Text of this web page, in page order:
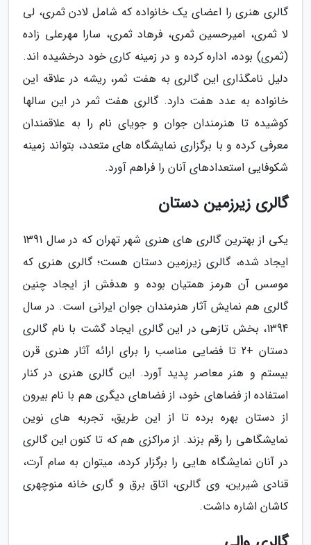
گالری هنری را اعضای یک خانواده که شامل لادن ثمری، لی
لا ثمری، امیرحسین ثمری، فرهاد ثمری، سارا مهرعلی زاده
(ثمری) بوده، اداره کرده و در زمینه کاری خود درخشیده اند.
دلیل نامگذاری این گالری به هفت ثمر، ریشه در علاقه این
خانواده به عدد هفت دارد. گالری هفت ثمر در این سالها
کوشیده تا هنرمندان جوان و جویای نام را به علاقمندان
معرفی کرده و با برگزاری نمایشگاه های متعدد، بتواند زمینه
شکوفایی استعدادهای آنان را فراهم آورد.
گالری زیرزمین دستان
یکی از بهترین گالری های هنری شهر تهران که در سال 1391
ایجاد شده، گالری زیرزمین دستان هست؛ گالری هنری که
موسس آن هرمز همتیان بوده و هدفش از ایجاد چنین
گالری هم نمایش آثار هنرمندان جوان ایرانی است. در سال
1394، بخش تازهی در این گالری ایجاد گشت با نام گالری
دستان +2 تا فضایی مناسب را برای ارائه آثار هنری قرن
بیستم و هنر معاصر پدید آورد. این گالری هنری در کنار
استفاده از فضاهای خود، از فضاهای دیگری هم با نام بیرون
از دستان بهره برده تا از این طریق، تجربه های نوین
نمایشگاهی را رقم بزند. از مراکزی هم که تا کنون این گالری
در آنان نمایشگاه هایی را برگزار کرده، میتوان به سام آرت،
قنادی شیرین، وی گالری، اتاق برق و گاری خانه منوچهری
کاشان اشاره داشت.